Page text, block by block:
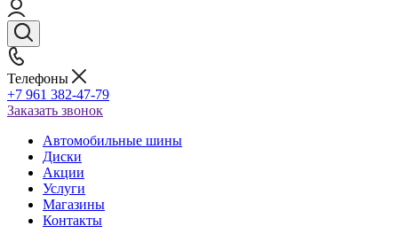
Телефоны
+7 961 382-47-79
Заказать звонок
Автомобильные шины
Диски
Акции
Услуги
Магазины
Контакты